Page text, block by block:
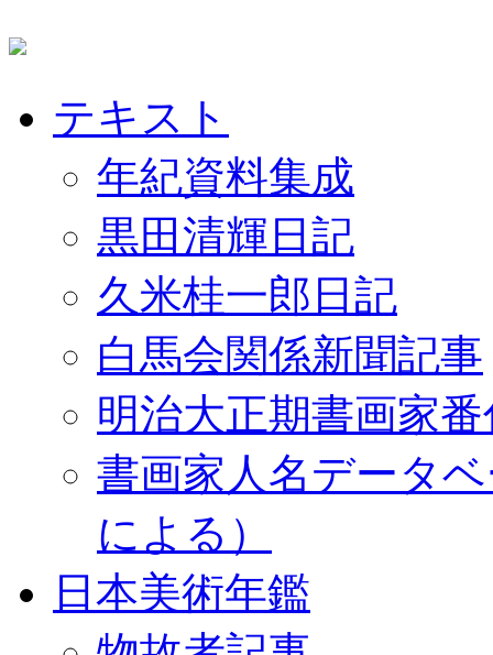
テキスト
年紀資料集成
黒田清輝日記
久米桂一郎日記
白馬会関係新聞記事
明治大正期書画家
書画家人名データ
による）
日本美術年鑑